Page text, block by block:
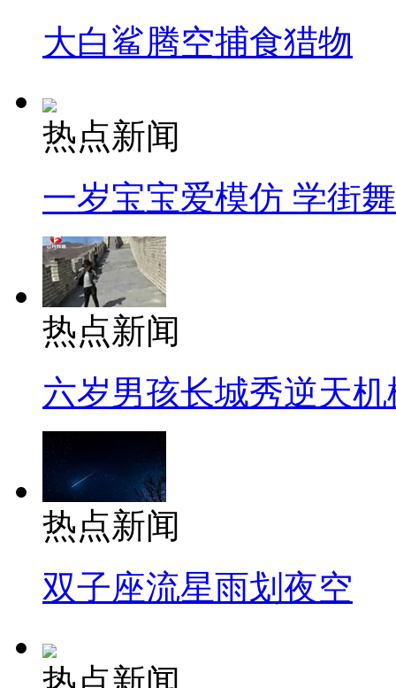
大白鲨腾空捕食猎物
热点新闻
一岁宝宝爱模仿 学街
热点新闻
六岁男孩长城秀逆天机
热点新闻
双子座流星雨划夜空